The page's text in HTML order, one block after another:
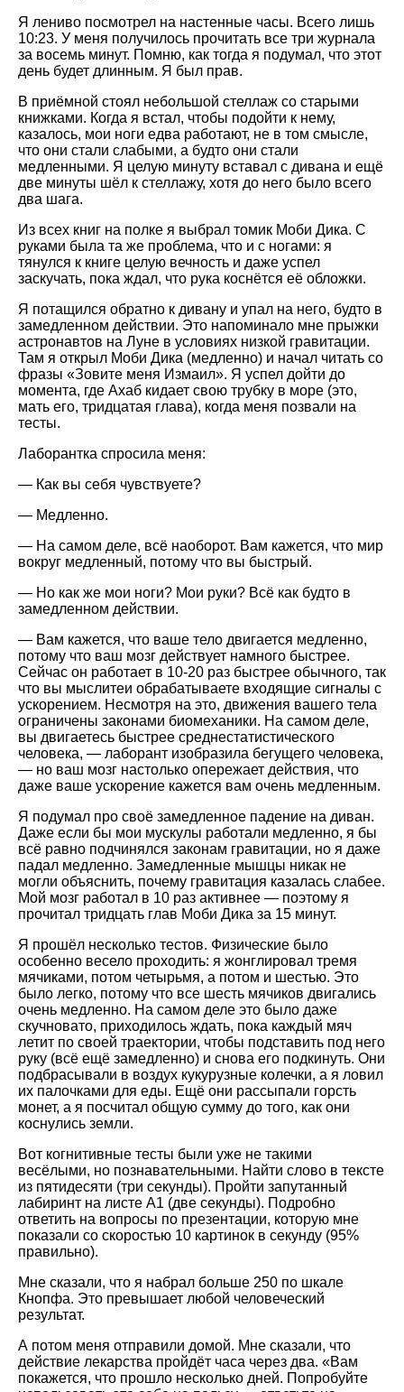
Я лениво посмотрел на настенные часы. Всего лишь
10:23. У меня получилось прочитать все три журнала
за восемь минут. Помню, как тогда я подумал, что этот
день будет длинным. Я был прав.
В приёмной стоял небольшой стеллаж со старыми
книжками. Когда я встал, чтобы подойти к нему,
казалось, мои ноги едва работают, не в том смысле,
что они стали слабыми, а будто они стали
медленными. Я целую минуту вставал с дивана и ещё
две минуты шёл к стеллажу, хотя до него было всего
два шага.
Из всех книг на полке я выбрал томик Моби Дика. С
руками была та же проблема, что и с ногами: я
тянулся к книге целую вечность и даже успел
заскучать, пока ждал, что рука коснётся её обложки.
Я потащился обратно к дивану и упал на него, будто в
замедленном действии. Это напоминало мне прыжки
астронавтов на Луне в условиях низкой гравитации.
Там я открыл Моби Дика (медленно) и начал читать со
фразы
Зовите меня Измаил . Я успел дойти до
момента, где Ахаб кидает свою трубку в море (это,
мать его, тридцатая глава), когда меня позвали на
тесты.
Лаборантка спросила меня:
— Как вы себя чувствуете?
— Медленно.
— На самом деле, всё наоборот. Вам кажется, что мир
вокруг медленный, потому что вы быстрый.
— Но как же мои ноги? Мои руки? Всё как будто в
замедленном действии.
— Вам кажется, что ваше тело двигается медленно,
потому что ваш мозг действует намного быстрее.
Сейчас он работает в 10-20 раз быстрее обычного, так
что вы мыслитеи обрабатываете входящие сигналы с
ускорением. Несмотря на это, движения вашего тела
ограничены законами биомеханики. На самом деле,
вы двигаетесь быстрее среднестатистического
человека, — лаборант изобразила бегущего человека,
— но ваш мозг настолько опережает действия, что
даже ваше ускорение кажется вам очень медленным.
Я подумал про своё замедленное падение на диван.
Даже если бы мои мускулы работали медленно, я бы
всё равно подчинялся законам гравитации, но я даже
падал медленно. Замедленные мышцы никак не
могли объяснить, почему гравитация казалась слабее.
Мой мозг работал в 10 раз активнее — поэтому я
прочитал тридцать глав Моби Дика за 15 минут.
Я прошёл несколько тестов. Физические было
особенно весело проходить: я жонглировал тремя
мячиками, потом четырьмя, а потом и шестью. Это
было легко, потому что все шесть мячиков двигались
очень медленно. На самом деле это было даже
скучновато, приходилось ждать, пока каждый мяч
летит по своей траектории, чтобы подставить под него
руку (всё ещё замедленно) и снова его подкинуть. Они
подбрасывали в воздух кукурузные колечки, а я ловил
их палочками для еды. Ещё они рассыпали горсть
монет, а я посчитал общую сумму до того, как они
коснулись земли.
Вот когнитивные тесты были уже не такими
весёлыми, но познавательными. Найти слово в тексте
из пятидесяти (три секунды). Пройти запутанный
лабиринт на листе А1 (две секунды). Подробно
ответить на вопросы по презентации, которую мне
показали со скоростью 10 картинок в секунду (95%
правильно).
Мне сказали, что я набрал больше 250 по шкале
Кнопфа. Это превышает любой человеческий
результат.
А потом меня отправили домой. Мне сказали, что
действие лекарства пройдёт часа через два.
Вам
покажется, что прошло несколько дней. Попробуйте